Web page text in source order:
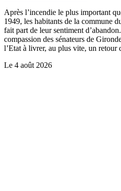
Après l’incendie le plus important
1949, les habitants de la commune
fait part de leur sentiment
compassion des sénateurs de
l’Etat à livrer, au plus vite, un retour
Le 4 août 2026